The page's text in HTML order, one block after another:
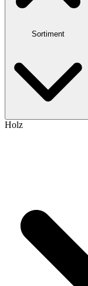
Sortiment
Holz